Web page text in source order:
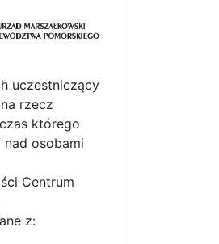
uczestniczący
rzecz
którego
osobami
Centrum
z: